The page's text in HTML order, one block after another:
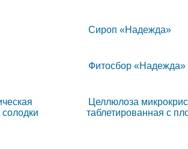
Сироп «Надежда»
Фитосбор «Надежда»
Целлюлоза
таблетированная с